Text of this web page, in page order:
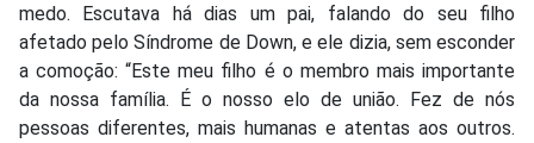
medo. Escutava há dias um pai, falando do seu filho
afetado pelo Síndrome de Down, e ele dizia, sem esconder
a comoção: “Este meu filho é o membro mais importante
da nossa família. É o nosso elo de união. Fez de nós
pessoas diferentes, mais humanas e atentas aos outros.